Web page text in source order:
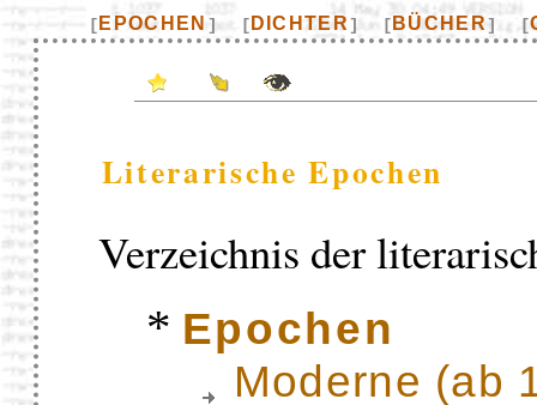
[ EPOCHEN ] [ DICHTER] [ BÜCHER] [
Literarische Epochen
Verzeichnis der
* Epochen
Moderne (ab